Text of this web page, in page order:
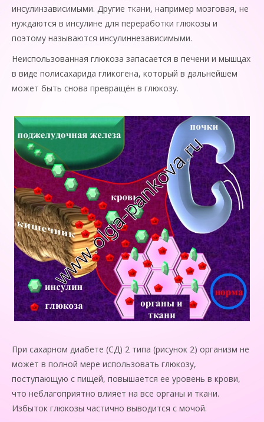
инсулинзависимыми. Другие ткани, например мозговая, не
нуждаются в инсулине для переработки глюкозы и
поэтому называются инсулиннезависимыми.
Неиспользованная глюкоза запасается в печени и мышцах
в виде полисахарида гликогена, который в дальнейшем
может быть снова превращён в глюкозу.
При сахарном диабете (СД) 2 типа (рисунок 2) организм не
может в полной мере использовать глюкозу,
поступающую с пищей, повышается ее уровень в крови,
что неблагоприятно влияет на все органы и ткани.
Избыток глюкозы частично выводится с мочой.